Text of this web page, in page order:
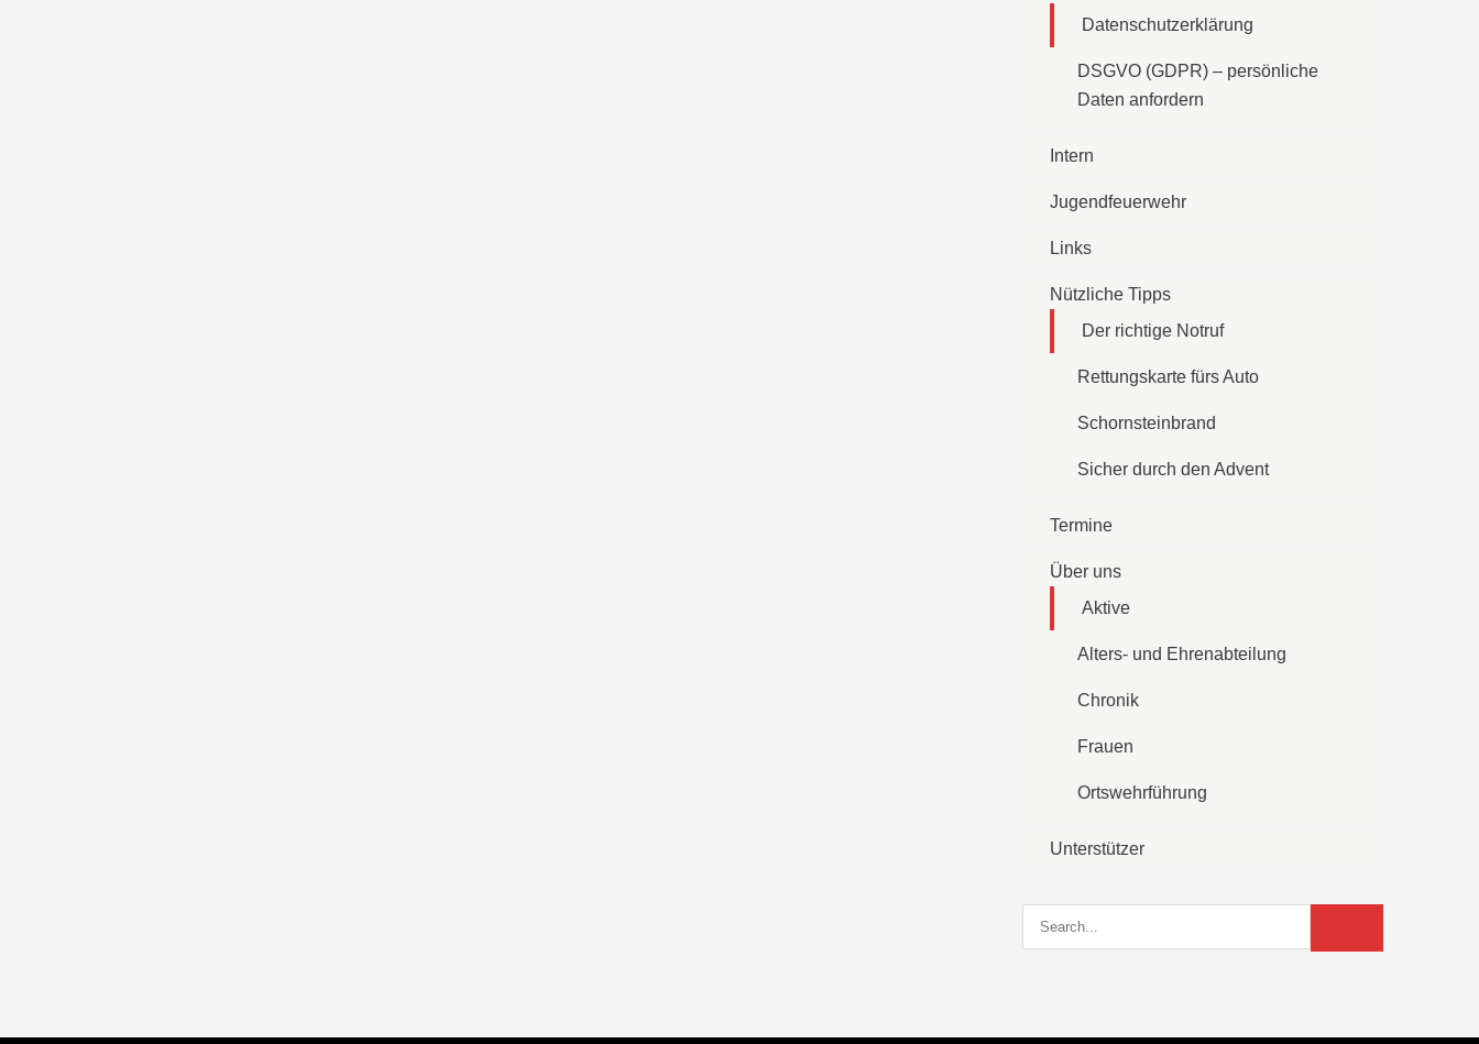
Datenschutzerklärung
DSGVO (GDPR) – persönliche
Daten anfordern
Intern
Jugendfeuerwehr
Links
Nützliche Tipps
Der richtige Notruf
Rettungskarte fürs Auto
Schornsteinbrand
Sicher durch den Advent
Termine
Über uns
Aktive
Alters- und Ehrenabteilung
Chronik
Frauen
Ortswehrführung
Unterstützer